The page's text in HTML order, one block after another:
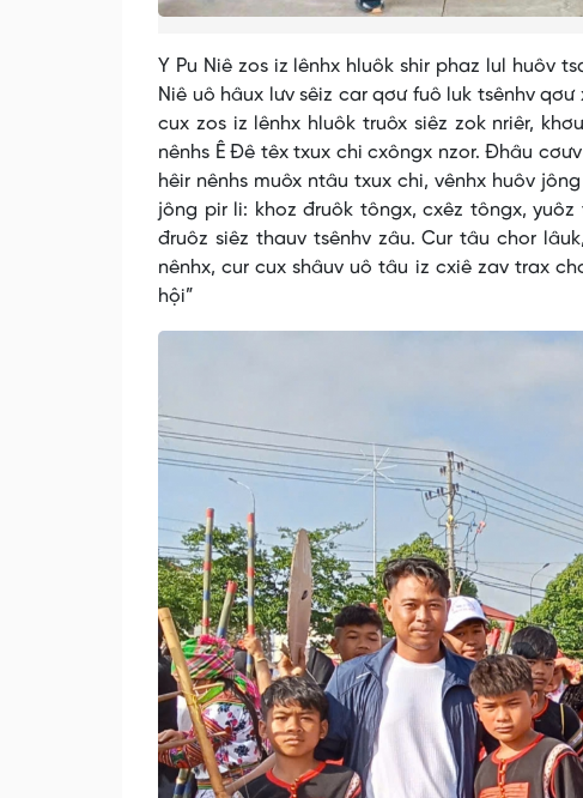
Y Pu Niê zos iz lênhx hluôk shir phaz lul huôv
Niê uô hâux lưv sêiz car qơư fuô luk tsênhv
cux zos iz lênhx hluôk truôx siêz zok nriêr,
nênhs Ê Đê têx txux chi cxôngx nzor. Đhâu
hêir nênhs muôx ntâu txux chi, vênhx huôv
jông pir li: khoz đruôk tôngx, cxêz tôngx,
đruôz siêz thauv tsênhv zâu. Cur tâu chor
nênhx, cur cux shâuv uô tâu iz cxiê zav trax
hội”